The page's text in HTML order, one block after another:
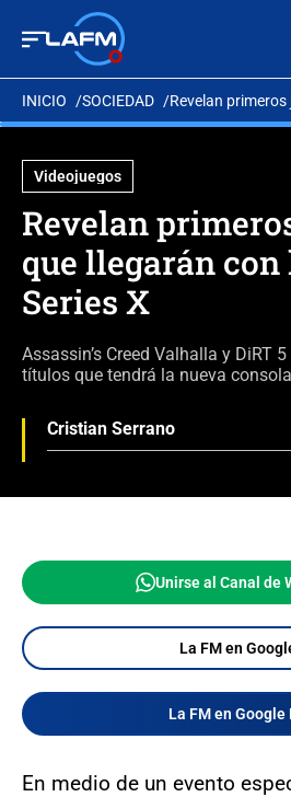
INICIO SOCIEDAD Revelan
Videojuegos
Revelan
que llegarán
Series X
Assassin’s Creed Valhalla y DiRT
títulos que tendrá la nueva
Cristian Serrano
Unirse al Canal de
La FM en
La FM en Google
En medio de un evento